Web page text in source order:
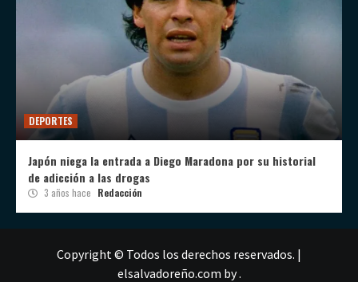
DEPORTES
Japón niega la entrada a Diego Maradona por su historial
de adicción a las drogas
3 años hace Redacción
Copyright © Todos los derechos reservados. |
elsalvadoreño.com by .